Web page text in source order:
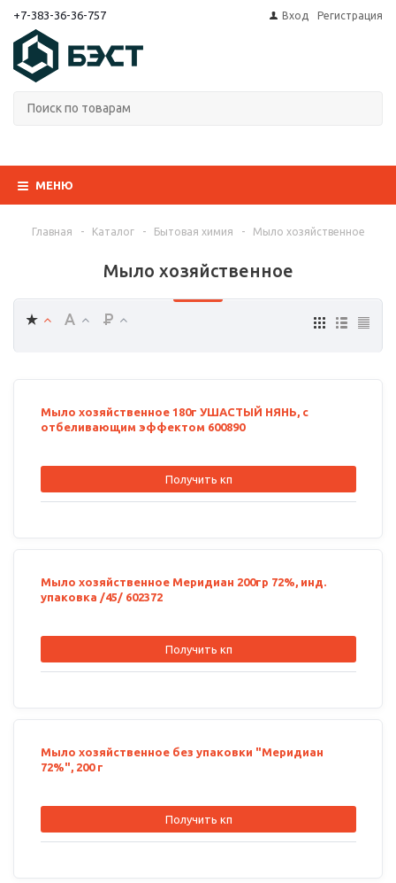
+7-383-36-36-757 Вход Регистрация
МЕНЮ
Главная - Каталог - Бытовая химия - Мыло хозяйственное
Мыло хозяйственное
Мыло хозяйственное 180г УШАСТЫЙ НЯНЬ, с
отбеливающим эффектом 600890
Получить кп
Мыло хозяйственное Меридиан 200гр 72%, инд.
упаковка /45/ 602372
Получить кп
Мыло хозяйственное без упаковки "Меридиан
72%", 200 г
Получить кп